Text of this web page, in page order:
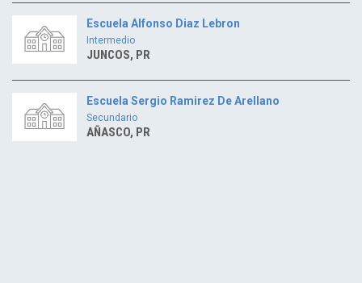
Escuela Alfonso Diaz Lebron
Intermedio
JUNCOS, PR
Escuela Sergio Ramirez De Arellano
Secundario
AÑASCO, PR